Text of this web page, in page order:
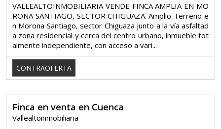
VALLEALTOINMOBILIARIA VENDE FINCA AMPLIA EN MO
RONA SANTIAGO, SECTOR CHIGUAZA. Amplio Terreno e
n Morona Santiago, sector Chiguaza junto a la vía asfaltad
a zona residencial y cerca del centro urbano, inmueble tot
almente independiente, con acceso a vari...
CONTRAOFERTA
Finca en venta en Cuenca
Vallealtoinmobiliaria